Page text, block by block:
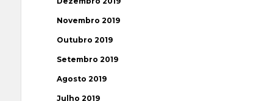
Novembro 2019
Outubro 2019
Setembro 2019
Agosto 2019
Julho 2019